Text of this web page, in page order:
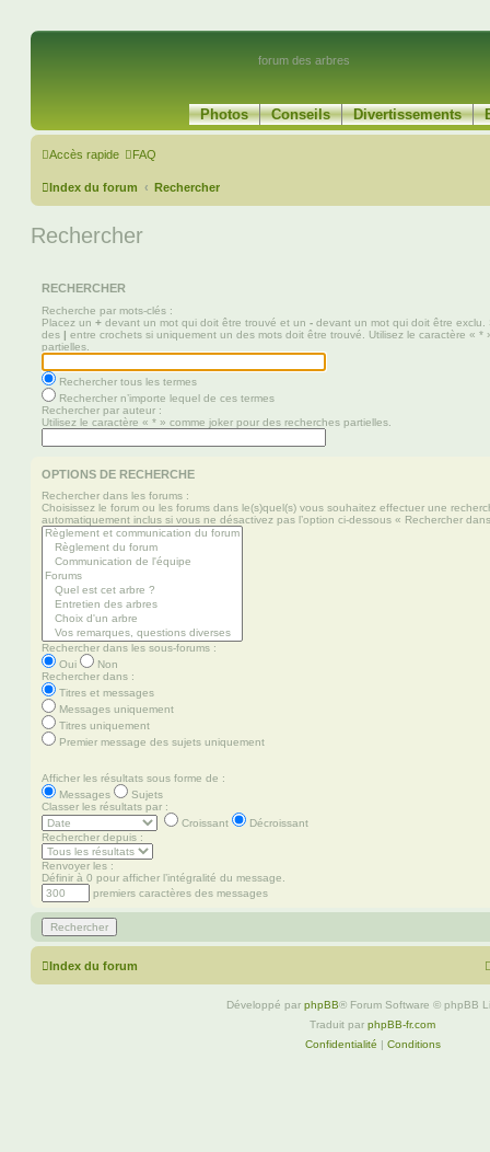
forum des arbres
Photos Conseils Divertissements
Accès rapide FAQ
Index du forum Rechercher
Rechercher
RECHERCHER
Recherche par mots-clés :
Placez un + devant un mot qui doit être trouvé et un - devant un mot qui doit être
des | entre crochets si uniquement un des mots doit être trouvé. Utilisez le caractère « *
partielles.
Rechercher tous les termes
Rechercher n’importe lequel de ces termes
Rechercher par auteur :
Utilisez le caractère « * » comme joker pour des recherches partielles.
OPTIONS DE RECHERCHE
Rechercher dans les forums :
Choisissez le forum ou les forums dans le(s)quel(s) vous souhaitez effectuer une
automatiquement inclus si vous ne désactivez pas l’option ci-dessous « Rechercher
Rechercher dans les sous-forums :
Oui
Non
Rechercher dans :
Titres et messages
Messages uniquement
Titres uniquement
Premier message des sujets uniquement
Afficher les résultats sous forme de :
Messages
Sujets
Classer les résultats par :
Croissant
Décroissant
Rechercher depuis :
Renvoyer les :
Définir à 0 pour afficher l’intégralité du message.
premiers caractères des messages
Index du forum
Développé par phpBB® Forum Software © phpBB
Traduit par phpBB-fr.com
Confidentialité | Conditions